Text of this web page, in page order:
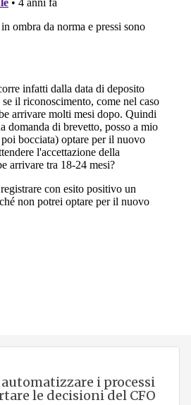
i processi
le decisioni del CFO